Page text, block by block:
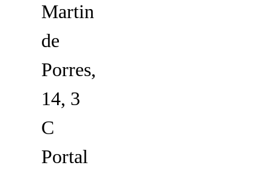
Martin
de
Porres,
14, 3
C
Portal